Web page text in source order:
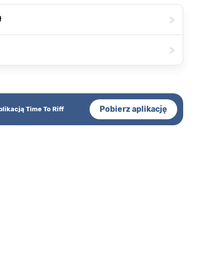
>
>
Time To Riff Pobierz aplikację